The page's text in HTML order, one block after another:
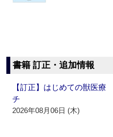
書籍 訂正・追加情報
【訂正】はじめての獣医
チ
2026年08月06日 (木)